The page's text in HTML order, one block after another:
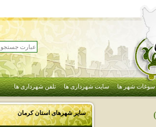
سوغات شهر ها سایت شهرداری ها تلفن شهرداری ها
سایر شهرهای استانكرمان